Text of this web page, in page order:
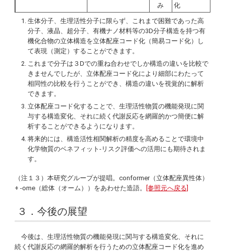
み
化
生体分子、生理活性分子に限らず、これまで困難であった高
分子、液晶、超分子、有機ナノ材料等の3D分子構造を持つ有
機化合物の立体構造を立体配座コード化（簡易コード化）し
て表現（測定）することができます。
これまで分子は３Dでの重ね合わせでしか構造の違いを比較で
きませんでしたが、立体配座コード化により細部にわたって
相同性の比較を行うことができ、構造の違いを視覚的に解析
できます。
立体配座コード化することで、生理活性物質の機能発現に関
与する構造変化、それに続く代謝反応を網羅的かつ簡便に解
析することができるようになります。
将来的には、構造活性相関解析の精度を高めることで環境中
化学物質のベネフィット-リスク評価への活用にも期待されま
す。
（注１３）本研究グループが提唱。conformer（立体配座異性体）
+ -ome （総体（オーム））をあわせた造語。 [参照元へ戻る]
３．今後の展望
今後は、生理活性物質の機能発現に関与する構造変化、それに
続く代謝反応の網羅的解析を行うための立体配座コード化を進め